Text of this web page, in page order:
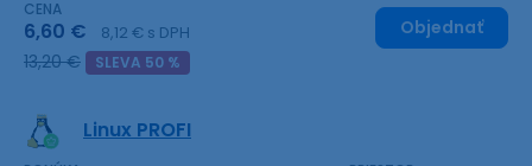
CENA
6,60 € 8,12 € s DPH
13,20 € SLEVA 50 %
Objednať
Linux PROFI